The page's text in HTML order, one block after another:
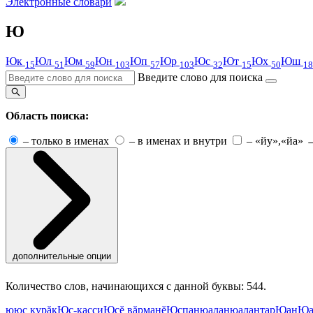
Ю
Юк 15Юл 51Юм 59Юн 103Юп 57Юр 103Юс 32Ют 15Юх 50Юш 18
Введите слово для поиска
Область поиска:
– только в именах – в именах и внутри – «йу»,«йа»
дополнительные опции
Количество слов, начинающихся с данной буквы: 544.
ююç курăкЮç-кассиЮçĕ вăрманĕЮçпанюаланюалантарЮан